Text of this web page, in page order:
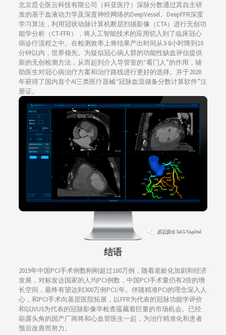
北京昆仑医云科技有限公司（科亚医疗）深脉分数通过其自主研
发的基于血液动力学及深度神经网络的DeepVessel、DeepFFR深度
学习算法，利用冠状动脉计算机断层扫描影像（CTA）进行无创功
能学分析（CT-FFR），将人工智能技术的应用切入到了临床冠心
病诊疗流程之中。在检测效率上将结果产出时间从3-8小时降到10
分钟以内，世界领先。为疑似冠心病人群的功能性缺血评估提供
新的无创检测方法，从而起到介入导管室的“看门人”的作用，辅
助医生对冠心病治疗方案和治疗路线进行更好的选择。并于2020
年获得了国内首个AI三类医疗器械“冠脉血流储备分数计算软件”注
册证。
结语
2019年中国PCI手术例数刚刚超过100万例，随着老龄化加剧和经济
发展，对标发达国家的人均PCI例数，中国PCI手术量仍有2倍的增
长空间，最终有望达到300万例PCI/年。伴随精准PCI的理念深入人
心，和PCI手术向基层医院拓展，以FFR为代表的冠脉功能学评价
和以IVUS为代表的冠脉影像学检查蕴藏着巨量的市场机会。已经
崭露头角的国产厂商将和心血管医生一起，为治疗精准化和患者
预后改善而努力。